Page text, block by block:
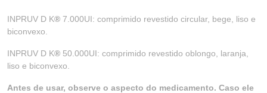
INPRUV D K® 7.000UI: comprimido revestido circular, bege, liso e
biconvexo.
INPRUV D K® 50.000UI: comprimido revestido oblongo, laranja,
liso e biconvexo.
Antes de usar, observe o aspecto do medicamento. Caso ele